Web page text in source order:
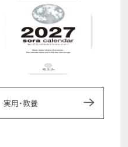
実用・教養